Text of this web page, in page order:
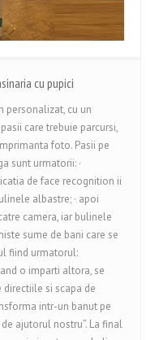
cu pupici
personalizat, cu un
care trebuie parcursi,
foto. Pasii pe
sunt urmatorii: ·
de face recognition ii
albastre; · apoi
camera, iar bulinele
sume de bani care se
fiind urmatorul:
o imparti altora, se
si scapa de
intr-un banut pe
ajutorul nostru”. La final